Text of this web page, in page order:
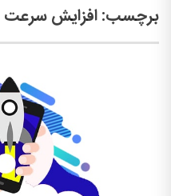
برچسب:افزایش سرعت